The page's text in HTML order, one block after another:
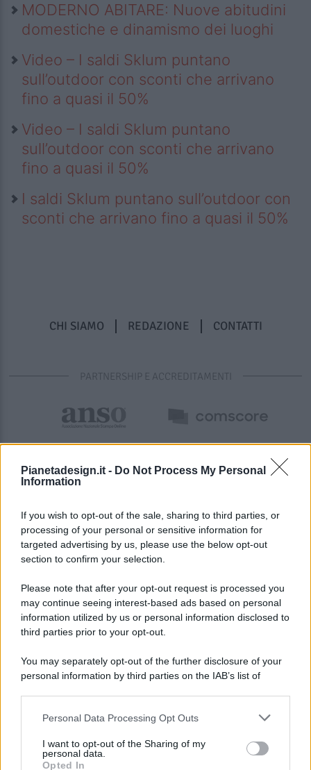
Pianetadesign.it - Do Not Process My Personal
Information
If you wish to opt-out of the sale, sharing to third parties, or
processing of your personal or sensitive information for
targeted advertising by us, please use the below opt-out
section to confirm your selection.
Please note that after your opt-out request is processed you
may continue seeing interest-based ads based on personal
information utilized by us or personal information disclosed to
third parties prior to your opt-out.
You may separately opt-out of the further disclosure of your
personal information by third parties on the IAB’s list of
This information may also be disclosed by us to third parties
disclose it to other third parties.
Personal Data Processing Opt Outs
I want to opt-out of the Sharing of my
personal data.
Opted In
MODERNO ABITARE: Nuove abitudini
domestiche e dinamismo dei luoghi
Video – I saldi Sklum puntano
sull’outdoor con sconti che arrivano
fino a quasi il 50%
Video – I saldi Sklum puntano
sull’outdoor con sconti che arrivano
fino a quasi il 50%
I saldi Sklum puntano sull’outdoor con
sconti che arrivano fino a quasi il 50%
CHI SIAMO REDAZIONE CONTATTI
PARTNERSHIP E ACCREDITAMENTI
© 2026 - Pianeta Design - P.IVA 04827280654 - Testata
Registrata Al Tribunale Di Nocera Inferiore N. 8/2020 - RG N.
ISCRIZIONE AL ROC N. 35792 – ISCRITTA ALL’ANSO
(ASSOCIAZIONE NAZIONALE STAMPA ONLINE)
PREFERENZE PRIVACY